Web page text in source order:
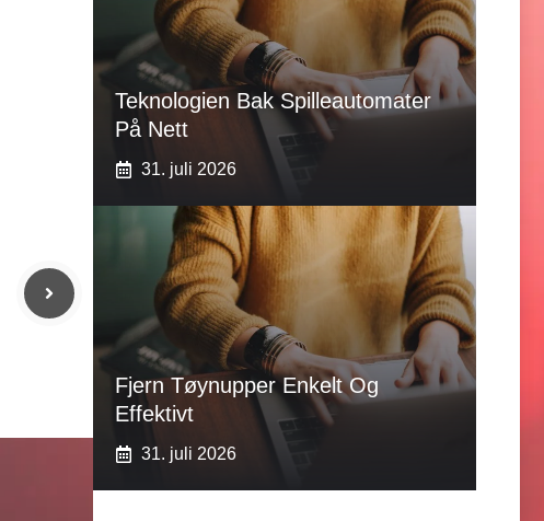
Teknologien Bak Spilleautomater
På Nett
31. juli 2026
Fjern Tøynupper Enkelt Og
Effektivt
31. juli 2026